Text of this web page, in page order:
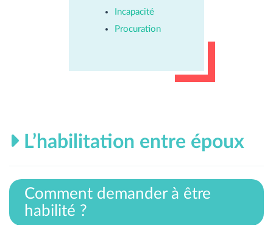
Incapacité
Procuration
L’habilitation entre époux
Comment demander à être
habilité ?